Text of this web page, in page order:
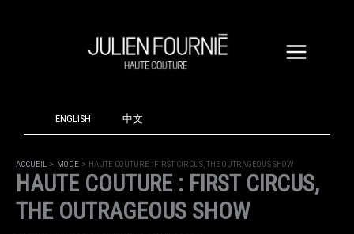
ENGLISH 中文
ACCUEIL MODE HAUTE COUTURE : FIRST CIRCUS, THE OUTRAGEOUS SHOW
HAUTE COUTURE : FIRST CIRCUS,
THE OUTRAGEOUS SHOW